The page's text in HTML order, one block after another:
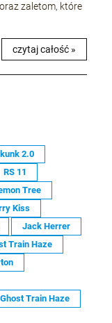
zaletom, które
czytaj całość »
2.0
RS 11
Tree
Kiss
Jack Herrer
Train Haze
Ghost Train Haze